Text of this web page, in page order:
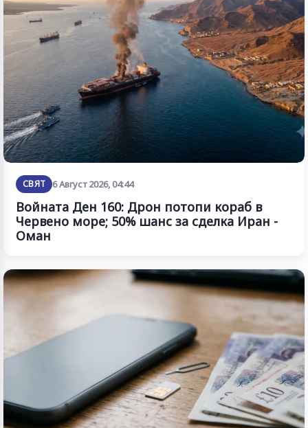
СВЯТ 6 Август 2026, 04:44
Войната Ден 160: Дрон потопи кораб в
Червено море; 50% шанс за сделка Иран -
Оман